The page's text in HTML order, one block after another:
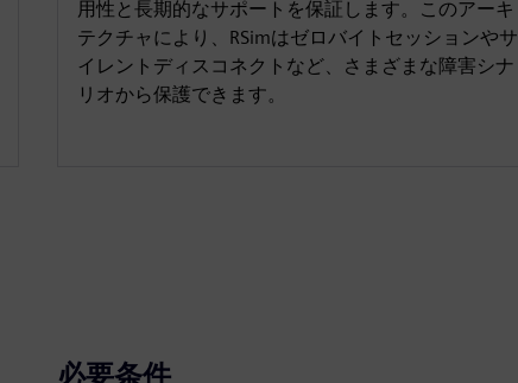
用性と長期的なサポートを保証します。このアーキ
テクチャにより、RSimはゼロバイトセッションやサ
イレントディスコネクトなど、さまざまな障害シナ
リオから保護できます。
必要条件